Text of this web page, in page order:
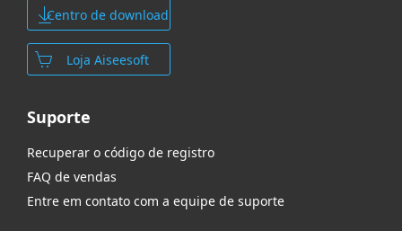
Centro de download
Loja Aiseesoft
Suporte
Recuperar o código de registro
FAQ de vendas
Entre em contato com a equipe de suporte